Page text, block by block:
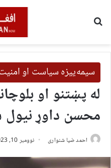
سیمه‌ییزه سیاست او
له پښتنو او
محسن داوړ
احمد ضیا شنواری نوومبر 10, 2023